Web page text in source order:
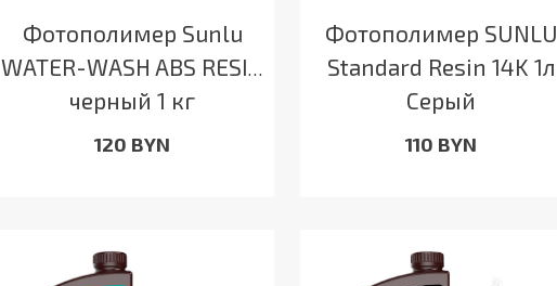
Фотополимер Sunlu
WATER-WASH ABS RESIN
черный 1 кг
120 BYN
Фотополимер SUNLU
Standard Resin 14K 1л
Серый
110 BYN